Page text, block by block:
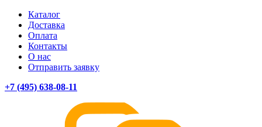
Каталог
Доставка
Оплата
Контакты
О нас
Отправить заявку
+7 (495) 638-08-11